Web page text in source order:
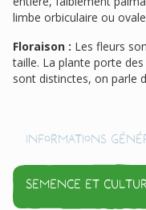
limbe orbiculaire ou
Floraison : Les fleurs
taille. La plante porte
sont distinctes, on parle
Informations
Semence et